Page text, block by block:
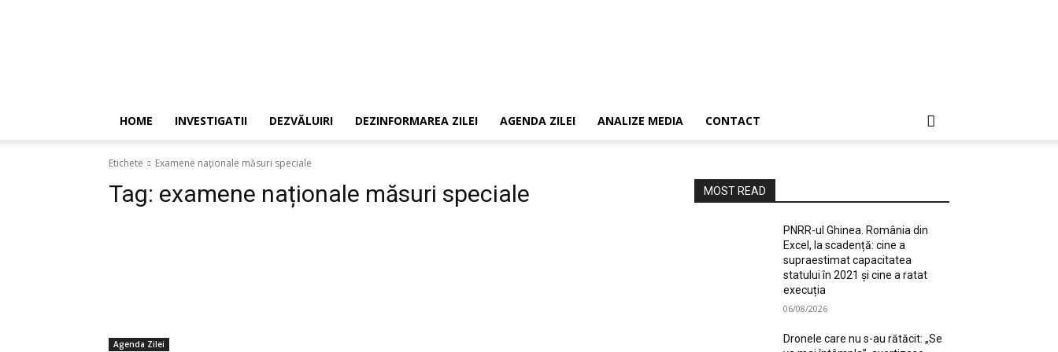
HOME INVESTIGATII DEZVĂLUIRI DEZINFORMAREA ZILEI AGENDA ZILEI ANALIZE MEDIA CONTACT
Etichete Examene naționale măsuri speciale
Tag: examene naționale măsuri speciale
Agenda Zilei
MOST READ
PNRR-ul Ghinea. România din
Excel, la scadență: cine a
supraestimat capacitatea
statului în 2021 și cine a ratat
execuția
06/08/2026
Dronele care nu s-au rătăcit: „Se